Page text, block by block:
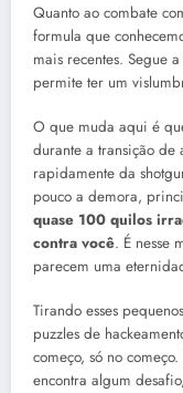
Quanto ao combate
formula que
mais recentes. Segue
permite ter um
O que muda aqui é
durante a transição de
rapidamente da
pouco a demora,
quase 100 quilos
contra você. É nesse
parecem uma
Tirando esses
puzzles de
começo, só no
encontra algum